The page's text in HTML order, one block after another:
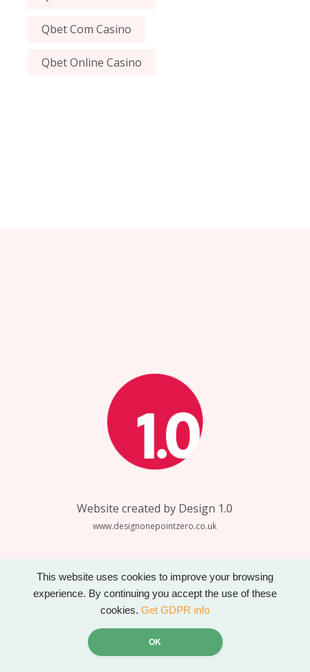
This website uses cookies to improve your browsing
experience. By continuing you accept the use of these
cookies. Get GDPR info
OK
Qbet Com Casino
Qbet Online Casino
Website created by Design 1.0
www.designonepointzero.co.uk